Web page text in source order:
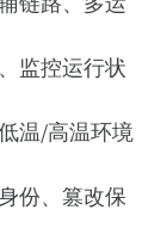
监控运行状
温/高温环境
份、篡改保